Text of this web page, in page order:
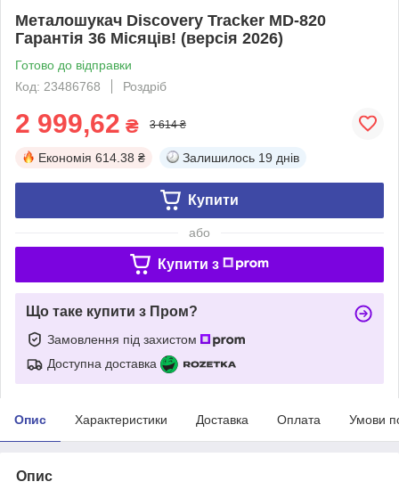
Металошукач Discovery Tracker MD-820
Гарантія 36 Місяців! (версія 2026)
Готово до відправки
Код: 23486768
Роздріб
2 999,62 ₴ 3 614 ₴
Економія 614.38 ₴ Залишилось 19 днів
Купити
або
Купити з
Що таке купити з Пром?
Замовлення під захистом
Доступна доставка
Опис Характеристики Доставка Оплата Умови
Опис